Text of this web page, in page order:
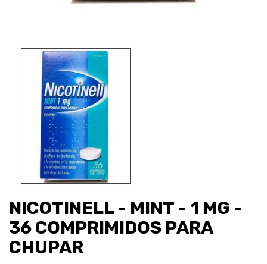
NICOTINELL - MINT - 1 MG -
36 COMPRIMIDOS PARA
CHUPAR